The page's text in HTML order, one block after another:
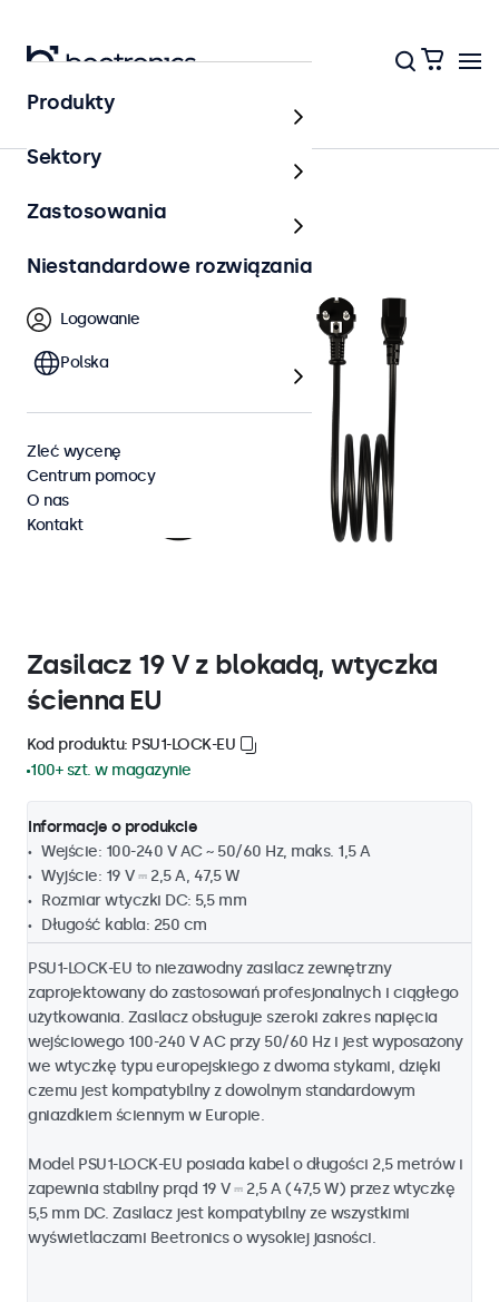
Zasilacz 19 V z blokadą, wtyczka
ścienna EU
Kod produktu: PSU1-LOCK-EU
100+ szt. w magazynie
Informacje o produkcie
Wejście: 100-240 V AC ~ 50/60 Hz, maks. 1,5 A
Wyjście: 19 V ⎓ 2,5 A, 47,5 W
Rozmiar wtyczki DC: 5,5 mm
Długość kabla: 250 cm
PSU1-LOCK-EU to niezawodny zasilacz zewnętrzny
zaprojektowany do zastosowań profesjonalnych i ciągłego
użytkowania. Zasilacz obsługuje szeroki zakres napięcia
wejściowego 100-240 V AC przy 50/60 Hz i jest wyposażony
we wtyczkę typu europejskiego z dwoma stykami, dzięki
czemu jest kompatybilny z dowolnym standardowym
gniazdkiem ściennym w Europie.
Model PSU1-LOCK-EU posiada kabel o długości 2,5 metrów i
zapewnia stabilny prąd 19 V ⎓ 2,5 A (47,5 W) przez wtyczkę
5,5 mm DC. Zasilacz jest kompatybilny ze wszystkimi
wyświetlaczami Beetronics o wysokiej jasności.
Produkty
Sektory
Zastosowania
Niestandardowe rozwiązania
Logowanie
Polska
Zleć wycenę
Centrum pomocy
O nas
Kontakt